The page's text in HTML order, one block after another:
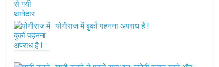
योगीराज में बुर्का पहनना अपराध है !